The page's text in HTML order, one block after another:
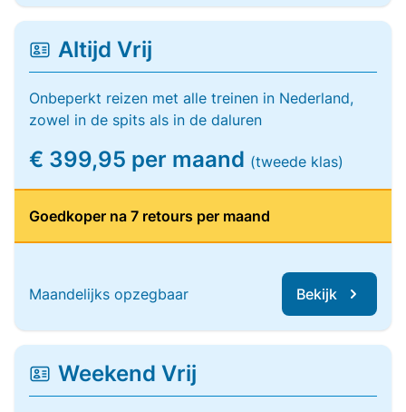
Altijd Vrij
Onbeperkt reizen met alle treinen in Nederland,
zowel in de spits als in de daluren
€ 399,95 per maand (tweede klas)
Goedkoper na 7 retours per maand
Maandelijks opzegbaar Bekijk
Weekend Vrij